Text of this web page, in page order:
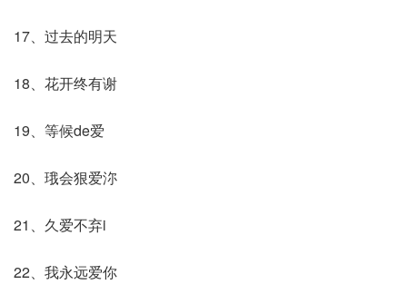
17、过去的明天
18、花开终有谢
19、等候de爱
20、珴会狠爱沵
21、久爱不弃i
22、我永远爱你